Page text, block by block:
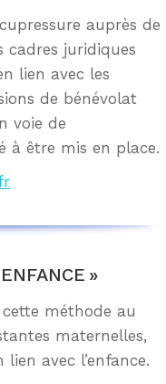
auprès de
cadres juridiques
lien avec les
de bénévolat
voie de
à être mis en place.
»
méthode au
maternelles,
avec l’enfance.